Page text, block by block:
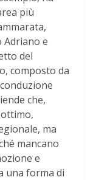
più
Adriano e
del
composto da
che,
ma
mancano
e
una forma di